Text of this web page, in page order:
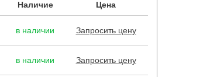
Наличие Цена
в наличии Запросить цену
в наличии Запросить цену